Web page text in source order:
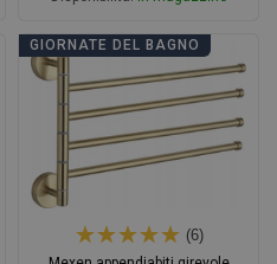
Aggiungi al carrello
favorite_border Preferito
Confrontare
GIORNATE DEL BAGNO
(6)